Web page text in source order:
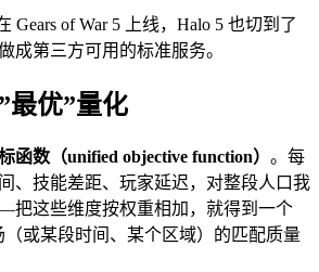
Gears of War 5 上线，Halo 5 也切到了
成第三方可用的标准服务。
最优”量化
函数（unified objective function） 。每
、技能差距、玩家延迟，对整段人口我
这些维度按权重相加，就得到一个
（或某段时间、某个区域）的匹配质量